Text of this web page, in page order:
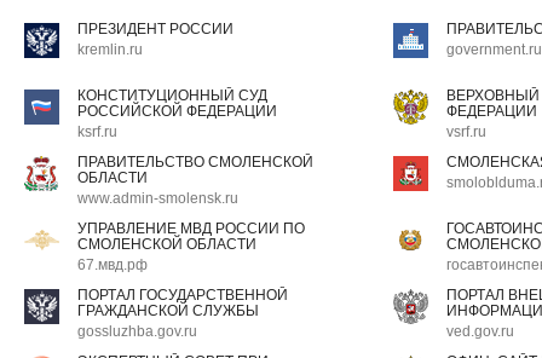
ПРЕЗИДЕНТ РОССИИ
kremlin.ru
government.ru
КОНСТИТУЦИОННЫЙ СУД
РОССИЙСКОЙ ФЕДЕРАЦИИ
ksrf.ru
ФЕДЕРАЦИИ
vsrf.ru
ПРАВИТЕЛЬСТВО СМОЛЕНСКОЙ
ОБЛАСТИ
www.admin-smolensk.ru
УПРАВЛЕНИЕ МВД РОССИИ ПО
СМОЛЕНСКОЙ ОБЛАСТИ
67.мвд.рф
ПОРТАЛ ГОСУДАРСТВЕННОЙ
ГРАЖДАНСКОЙ СЛУЖБЫ
gossluzhba.gov.ru
ПОРТАЛ
ved.gov.ru